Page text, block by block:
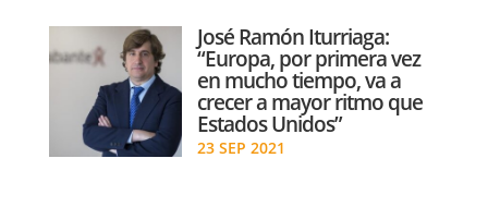
José Ramón Iturriaga:
“Europa, por primera vez
en mucho tiempo, va a
crecer a mayor ritmo que
Estados Unidos”
23 SEP 2021